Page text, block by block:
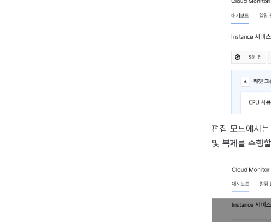
편집 모드에서
및 복제를 수행